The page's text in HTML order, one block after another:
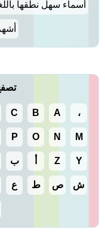
أسماء سهل نطقها
، A
B
C
M
N
O
P
Y
Z ب
ش ص ط ع